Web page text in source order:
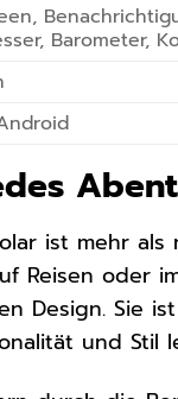
Barometer,
ist mehr
Reisen oder
Design. Sie
und Stil